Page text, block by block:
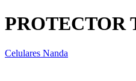
PROTECTOR
Celulares Nanda